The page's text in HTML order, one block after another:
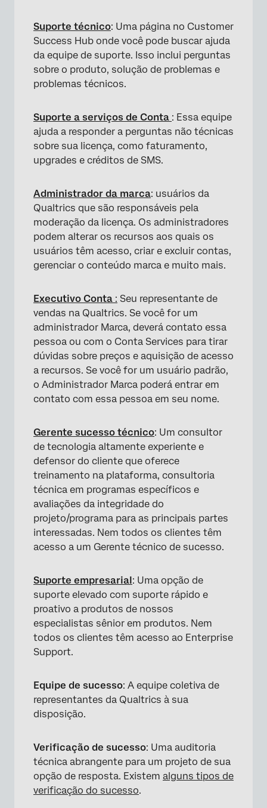
Suporte técnico: Uma página no Customer
Success Hub onde você pode buscar ajuda
da equipe de suporte. Isso inclui perguntas
sobre o produto, solução de problemas e
problemas técnicos.
Suporte a serviços de Conta : Essa equipe
ajuda a responder a perguntas não técnicas
sobre sua licença, como faturamento,
upgrades e créditos de SMS.
Administrador da marca: usuários da
Qualtrics que são responsáveis pela
moderação da licença. Os administradores
podem alterar os recursos aos quais os
usuários têm acesso, criar e excluir contas,
gerenciar o conteúdo marca e muito mais.
Executivo Conta : Seu representante de
vendas na Qualtrics. Se você for um
administrador Marca, deverá contato essa
pessoa ou com o Conta Services para tirar
dúvidas sobre preços e aquisição de acesso
a recursos. Se você for um usuário padrão,
o Administrador Marca poderá entrar em
contato com essa pessoa em seu nome.
Gerente sucesso técnico: Um consultor
de tecnologia altamente experiente e
defensor do cliente que oferece
treinamento na plataforma, consultoria
técnica em programas específicos e
avaliações da integridade do
projeto/programa para as principais partes
interessadas. Nem todos os clientes têm
acesso a um Gerente técnico de sucesso.
Suporte empresarial: Uma opção de
suporte elevado com suporte rápido e
proativo a produtos de nossos
especialistas sênior em produtos. Nem
todos os clientes têm acesso ao Enterprise
Support.
Equipe de sucesso: A equipe coletiva de
representantes da Qualtrics à sua
disposição.
Verificação de sucesso: Uma auditoria
técnica abrangente para um projeto de sua
opção de resposta. Existem alguns tipos de
verificação do sucesso.